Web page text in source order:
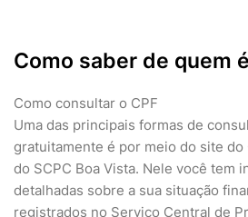
Como saber de quem
Como consultar o CPF
Uma das principais formas de
gratuitamente é por meio do site
do SCPC Boa Vista. Nele você tem
detalhadas sobre a sua situação
registrados no Serviço Central de